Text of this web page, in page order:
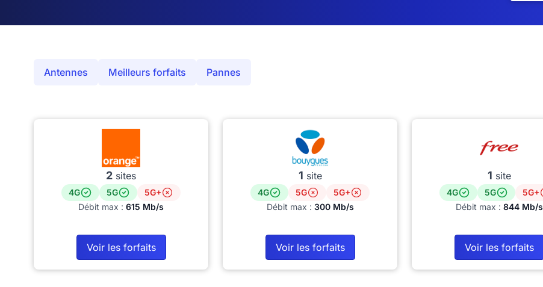
Antennes Meilleurs forfaits Pannes
2 sites
4G 5G
5G+
Débit max : 615 Mb/s
Voir les forfaits
1 site
4G 5G
5G+
Débit max : 300 Mb/s
Voir les forfaits
1 site
4G 5G
5G+
Débit max : 844 Mb/s
Voir les forfaits